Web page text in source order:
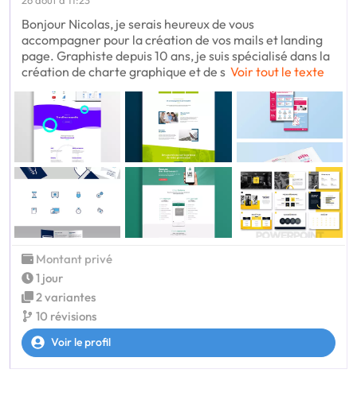
Bonjour Nicolas, je serais heureux de vous
accompagner pour la création de vos mails et landing
page. Graphiste depuis 10 ans, je suis spécialisé dans la
création de charte graphique et de s Voir tout le texte
Montant privé
1 jour
2 variantes
10 révisions
Voir le profil